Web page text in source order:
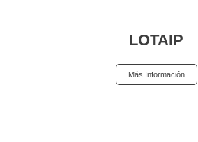
LOTAIP
Más Información